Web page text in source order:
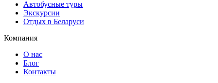
Автобусные туры
Экскурсии
Отдых в Беларуси
Компания
О нас
Блог
Контакты